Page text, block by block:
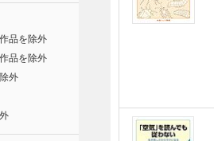
品を除外
品を除外
外